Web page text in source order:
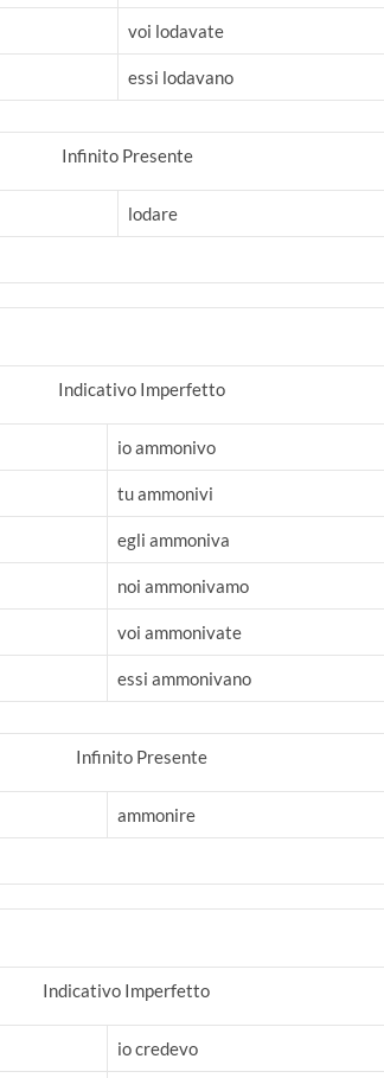
voi lodavate
essi lodavano
Infinito Presente
lodare
Indicativo Imperfetto
io ammonivo
tu ammonivi
egli ammoniva
noi ammonivamo
voi ammonivate
essi ammonivano
Infinito Presente
ammonire
Indicativo Imperfetto
io credevo